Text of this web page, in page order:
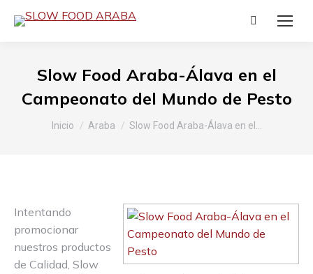
Buscar:
Slow Food Araba-Álava en el
Campeonato del Mundo de Pesto
Estás aquí:
Inicio Araba Slow Food Araba-Álava en el…
Intentando
promocionar
nuestros productos
de Calidad, Slow